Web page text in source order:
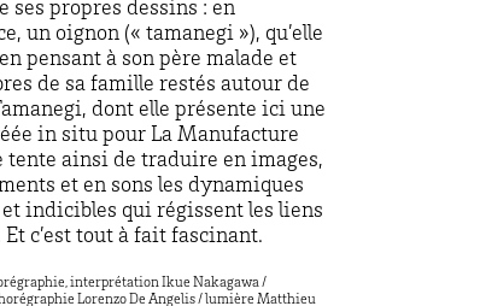
ses propres dessins : en
un oignon (« tamanegi »), qu’elle
pensant à son père malade et
de sa famille restés autour de
dont elle présente ici une
in situ pour La Manufacture
tente ainsi de traduire en images,
et en sons les dynamiques
indicibles qui régissent les liens
c’est tout à fait fascinant.
interprétation Ikue Nakagawa /
Lorenzo De Angelis/ lumière Matthieu